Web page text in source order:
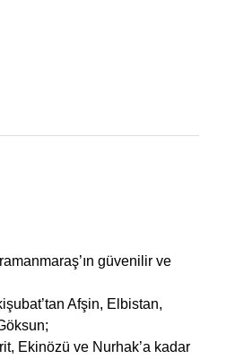
güvenilir ve
Afşin, Elbistan,
Ekinözü ve Nurhak’a kadar